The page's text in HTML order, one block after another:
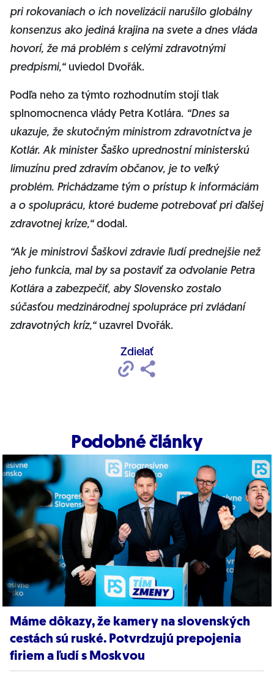
pri rokovaniach o ich novelizácii narušilo globálny
konsenzus ako jediná krajina na svete a dnes vláda
hovorí, že má problém s celými zdravotnými
predpismi,“uviedol Dvořák.
Podľa neho za týmto rozhodnutím stojí tlak
splnomocnenca vlády Petra Kotlára. “Dnes sa
ukazuje, že skutočným ministrom zdravotníctva je
Kotlár. Ak minister Šaško uprednostní ministerskú
limuzínu pred zdravím občanov, je to veľký
problém. Prichádzame tým o prístup k informáciám
a o spoluprácu, ktoré budeme potrebovať pri ďalšej
zdravotnej kríze,“ dodal.
“Ak je ministrovi Šaškovi zdravie ľudí prednejšie než
jeho funkcia, mal by sa postaviť za odvolanie Petra
Kotlára a zabezpečiť, aby Slovensko zostalo
súčasťou medzinárodnej spolupráce pri zvládaní
zdravotných kríz,“ uzavrel Dvořák.
Zdielať
Podobné články
Máme dôkazy, že kamery na slovenských
cestách sú ruské. Potvrdzujú prepojenia
firiem a ľudí s Moskvou